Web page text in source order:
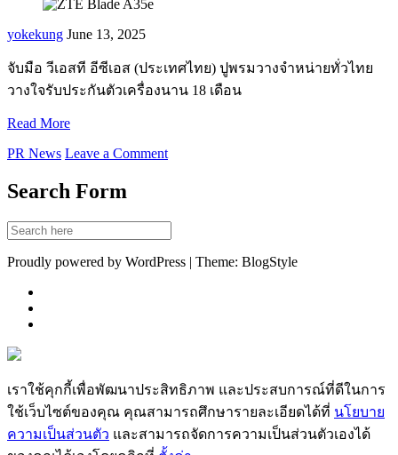
yokekung June 13, 2025
จับมือ วีเอสที อีซีเอส (ประเทศไทย) ปูพรมวางจำหน่ายทั่วไทย
วางใจรับประกันตัวเครื่องนาน 18 เดือน
Read More
PR News Leave a Comment
Search Form
Proudly powered by WordPress | Theme: BlogStyle
เราใช้คุกกี้เพื่อพัฒนาประสิทธิภาพ และประสบการณ์ที่ดีในการ
ใช้เว็บไซต์ของคุณ คุณสามารถศึกษารายละเอียดได้ที่ นโยบาย
ความเป็นส่วนตัว และสามารถจัดการความเป็นส่วนตัวเองได้